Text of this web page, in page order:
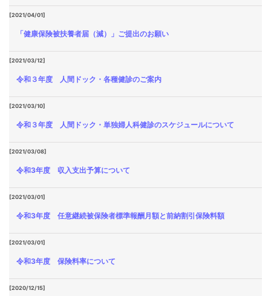
[2021/04/01]
「健康保険被扶養者届（減）」ご提出のお願い
[2021/03/12]
令和３年度 人間ドック・各種健診のご案内
[2021/03/10]
令和３年度 人間ドック・単独婦人科健診のスケジュールについて
[2021/03/08]
令和3年度 収入支出予算について
[2021/03/01]
令和3年度 任意継続被保険者標準報酬月額と前納割引保険料額
[2021/03/01]
令和3年度 保険料率について
[2020/12/15]